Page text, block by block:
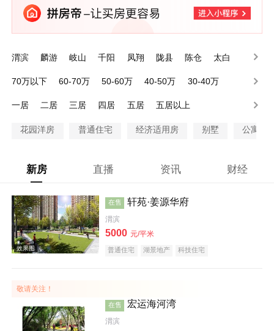
渭滨 麟游 岐山 千阳 凤翔 陇县 陈仓
太白
70万以下
60-70万 50-60万 40-50万
30-40万
一居
二居 三居 四居 五居 五居以上
花园洋房 普通住宅 经济适用房 别墅 公寓
新房 直播 资讯 财经
在售 轩苑·姜源华府
渭滨
5000 元/平米
普通住宅 湖景地产 科技住宅
敬请关注！
在售 宏运海河湾
渭滨